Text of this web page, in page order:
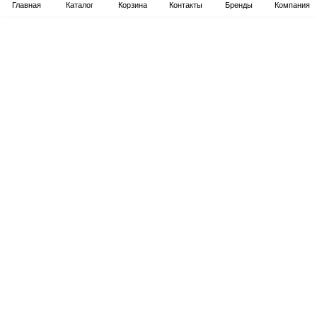
Главная Каталог Корзина Контакты Бренды Компания